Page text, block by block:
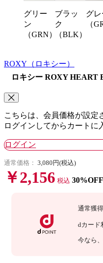
グリー
ン
（GRN）
ブラッ
ク
（BLK）
グレ
（
ROXY （ロキシー）
ロキシー ROXY HEART
こちらは、会員価格が設定
ログインしてからカートに
ログイン
通常価格： 3,080円(税込)
￥2,156 税込 30%OFF
通常獲
dカード
今なら